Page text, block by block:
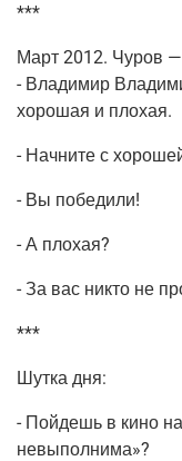
***
Март 2012. Чуров
- Вла­ди­мир
хоро­шая и плохая.
- Нач­ни­те с
- Вы победили!
- А плохая?
- За вас никто не
***
Шут­ка дня:
- Пой­дешь в кино
невыполнима»?